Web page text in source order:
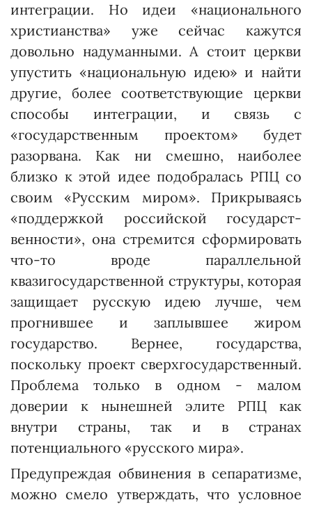
интеграции. Но идеи «национального
христианства» уже сейчас кажутся
довольно надуманными. А стоит церкви
упустить «нацио­нальную идею» и найти
другие, более соответствующие церкви
способы интеграции, и связь с
«государственным проектом» будет
разорвана. Как ни смешно, наиболее
близко к этой идее подобралась РПЦ со
своим «Рус­ским миром». Прикрываясь
«под­держкой российской государст­
венности», она стремится сформировать
что-то вроде параллельной
квазигосударственной структуры, которая
защищает русскую идею лучше, чем
прогнившее и заплывшее жиром
государство. Вернее, государства,
поскольку проект сверхгосударственный.
Проблема только в одном - малом
доверии к нынешней элите РПЦ как
внутри страны, так и в странах
потенциального «русского мира».
Предупреждая обвинения в сепаратизме,
можно смело утверждать, что условное